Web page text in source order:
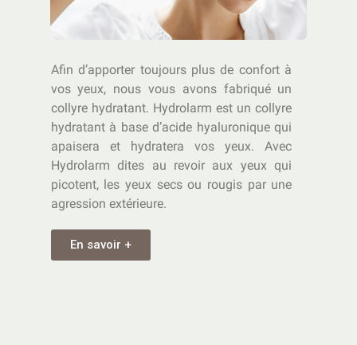
Afin d’apporter toujours plus de confort à
vos yeux, nous vous avons fabriqué un
collyre hydratant. Hydrolarm est un collyre
hydratant à base d’acide hyaluronique qui
apaisera et hydratera vos yeux. Avec
Hydrolarm dites au revoir aux yeux qui
picotent, les yeux secs ou rougis par une
agression extérieure.
En savoir +